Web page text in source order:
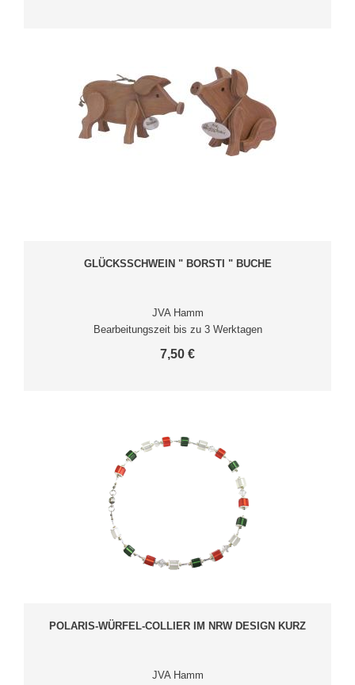
GLÜCKSSCHWEIN " BORSTI " BUCHE
JVA Hamm
Bearbeitungszeit bis zu 3 Werktagen
7,50 €
POLARIS-WÜRFEL-COLLIER IM NRW DESIGN KURZ
JVA Hamm